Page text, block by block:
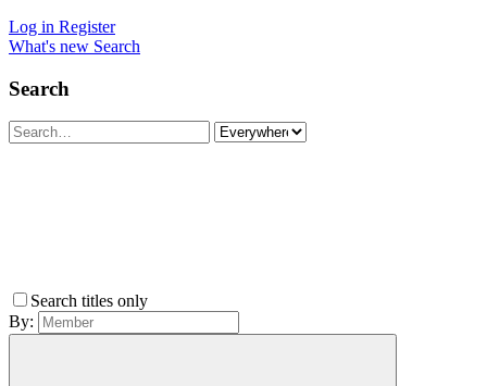
Log in Register
What's new Search
Search
Search titles only
By: